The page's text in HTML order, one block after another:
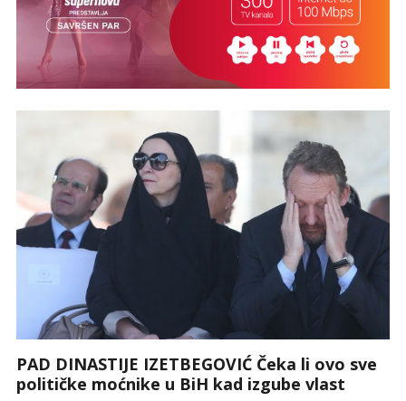
PAD DINASTIJE IZETBEGOVIĆ Čeka li ovo sve
političke moćnike u BiH kad izgube vlast